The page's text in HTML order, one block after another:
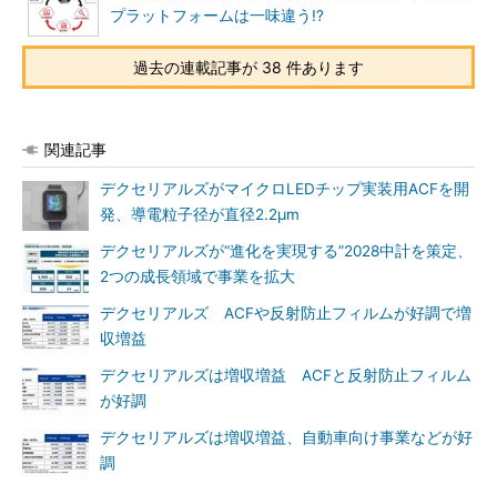
プラットフォームは一味違う!?
過去の連載記事が 38 件あります
関連記事
デクセリアルズがマイクロLEDチップ実装用ACFを開
発、導電粒子径が直径2.2μm
デクセリアルズが“進化を実現する”2028中計を策定、
2つの成長領域で事業を拡大
デクセリアルズ ACFや反射防止フィルムが好調で増
収増益
デクセリアルズは増収増益 ACFと反射防止フィルム
が好調
デクセリアルズは増収増益、自動車向け事業などが好
調